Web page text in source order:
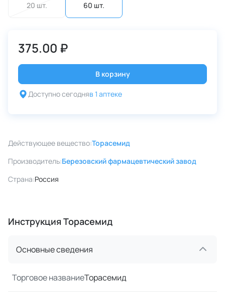
20 шт. 60 шт.
375.00 ₽
В корзину
Доступно сегодняв 1 аптеке
Действующее вещество:Торасемид
Производитель:Березовский фармацевтический завод
Страна:Россия
Инструкция Торасемид
Основные сведения
Торговое названиеТорасемид